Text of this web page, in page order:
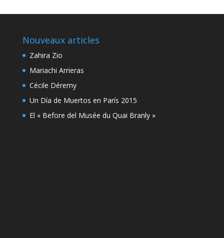
Nouveaux articles
Zahira Zio
Mariachi Arrieras
Cécile Déremy
Un Día de Muertos en París 2015
El « Before del Musée du Quai Branly »